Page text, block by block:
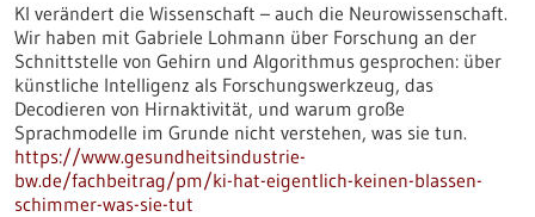
KI verändert die Wissenschaft – auch die Neurowissenschaft.
Wir haben mit Gabriele Lohmann über Forschung an der
Schnittstelle von Gehirn und Algorithmus gesprochen: über
künstliche Intelligenz als Forschungswerkzeug, das
Decodieren von Hirnaktivität, und warum große
Sprachmodelle im Grunde nicht verstehen, was sie tun.
https://www.gesundheitsindustrie-
bw.de/fachbeitrag/pm/ki-hat-eigentlich-keinen-blassen-
schimmer-was-sie-tut